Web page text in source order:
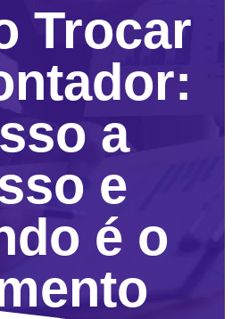
Trocar
a
e
é o